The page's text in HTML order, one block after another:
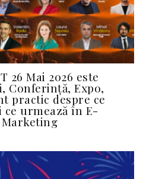
26 Mai 2026 este
Conferință, Expo,
practic despre ce
urmează în E-